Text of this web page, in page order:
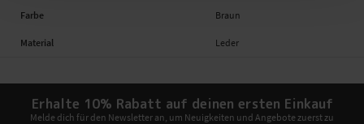
Farbe Braun
Material Leder
Erhalte 10% Rabatt auf deinen ersten Einkauf
Melde dich für den Newsletter an, um Neuigkeiten und Angebote zuerst zu